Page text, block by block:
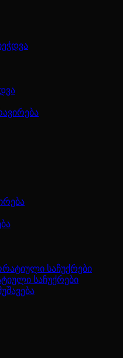
საჩუქრები
საჩუქრები